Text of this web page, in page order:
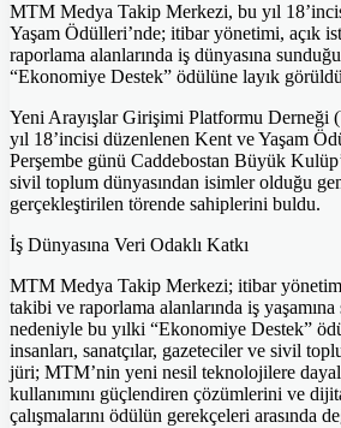
MTM Medya Takip Merkezi, bu yıl
Yaşam Ödülleri’nde; itibar yönetimi, açık
raporlama alanlarında iş dünyasına
“Ekonomiye Destek” ödülüne layık
Yeni Arayışlar Girişimi Platformu Derneği
yıl 18’incisi düzenlenen Kent ve Yaşam
Perşembe günü Caddebostan Büyük
sivil toplum dünyasından isimler olduğu
gerçekleştirilen törende sahiplerini buldu.
İş Dünyasına Veri Odaklı Katkı
MTM Medya Takip Merkezi; itibar
takibi ve raporlama alanlarında iş
nedeniyle bu yılki “Ekonomiye Destek”
insanları, sanatçılar, gazeteciler ve sivil
jüri; MTM’nin yeni nesil teknolojilere
kullanımını güçlendiren çözümlerini ve
çalışmalarını ödülün gerekçeleri arasında